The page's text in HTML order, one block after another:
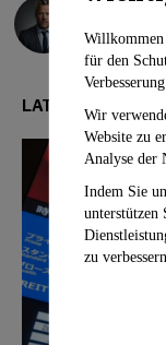
Klaus
LATEST FROM
Willkommen
für den
Wir
Website zu
Analyse der
Indem Sie
unterstützen
zu